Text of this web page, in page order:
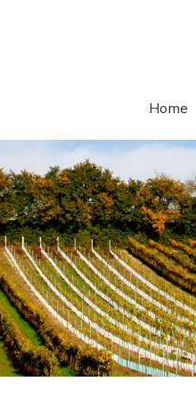
Home